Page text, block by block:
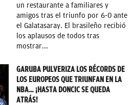
un restaurante a familiares y
amigos tras el triunfo por 6-0 ante
el Galatasaray. El brasileño recibió
los aplausos de todos tras
mostrar...
GARUBA PULVERIZA LOS RÉCORDS DE
LOS EUROPEOS QUE TRIUNFAN EN LA
NBA… ¡HASTA DONCIC SE QUEDA
ATRÁS!